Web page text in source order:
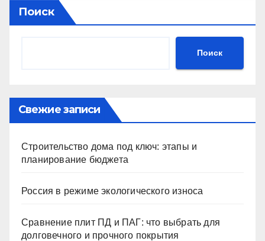
Поиск
Поиск
Свежие записи
Строительство дома под ключ: этапы и
планирование бюджета
Россия в режиме экологического износа
Сравнение плит ПД и ПАГ: что выбрать для
долговечного и прочного покрытия